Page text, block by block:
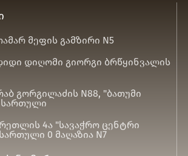
მეფის გამზირი N5
დიღომი გიორგი ბრწყინვალის
გორგილაძის N88, "ბათუმი
სართული
4ა "სავაჭრო ცენტრი
0 მაღაზია N7